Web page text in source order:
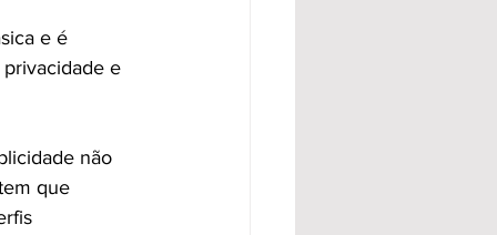
e é
e
não
que